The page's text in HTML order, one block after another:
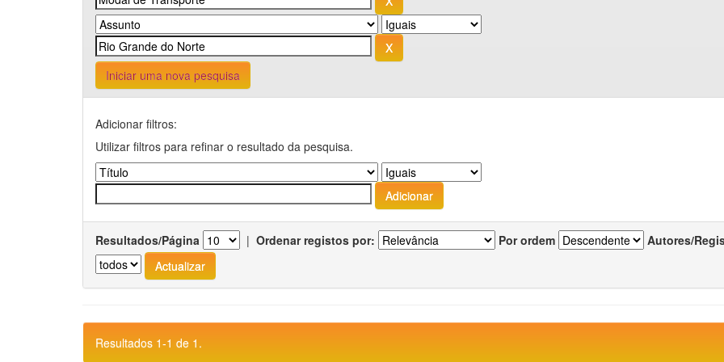
Iniciar uma nova pesquisa
Adicionar filtros:
Utilizar filtros para refinar o resultado da pesquisa.
Resultados/Página | Ordenar registos por: Por ordem Autores/
Resultados 1-1 de 1.